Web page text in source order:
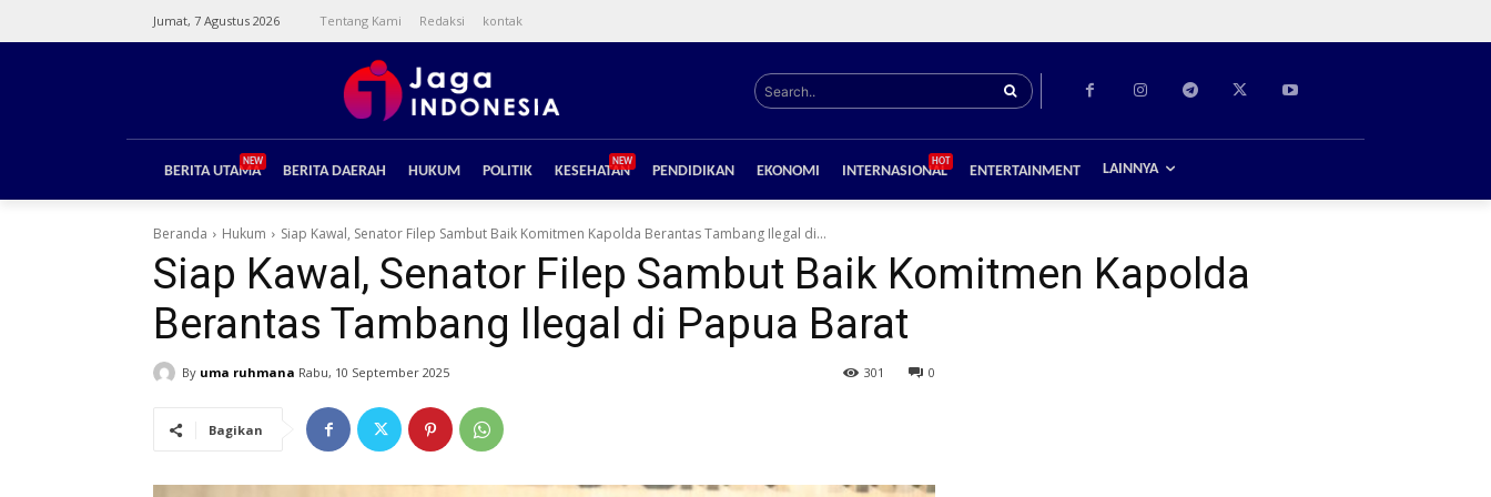
Jumat, 7 Agustus 2026 Tentang Kami Redaksi kontak
Search..
BERITA UTAMA
NEW
BERITA DAERAH HUKUM POLITIK KESEHATAN
NEW
PENDIDIKAN EKONOMI INTERNASIONAL
HOT
ENTERTAINMENT LAINNYA
Beranda Hukum Siap Kawal, Senator Filep Sambut Baik Komitmen Kapolda Berantas Tambang Ilegal di...
Siap Kawal, Senator Filep Sambut Baik Komitmen Kapolda
Berantas Tambang Ilegal di Papua Barat
By uma ruhmana Rabu, 10 September 2025 0
301
Bagikan